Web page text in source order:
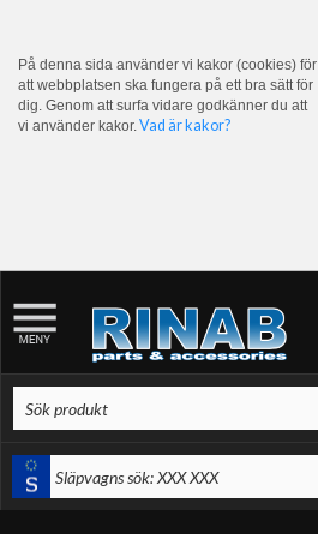
På denna sida använder vi kakor (cookies) för
att webbplatsen ska fungera på ett bra sätt för
dig. Genom att surfa vidare godkänner du att
vi använder kakor.Vad är kakor?